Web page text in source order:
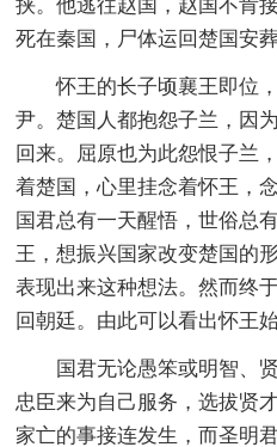
挟。他逃往赵国，赵国不肯
死在秦国，尸体运回楚国安葬
怀王的长子顷襄王即位，
尹。楚国人都抱怨子兰，因
回来。屈原也为此怨恨子兰
着楚国，心里挂念着怀王，
国君总有一天醒悟，世俗总
王，想振兴国家改变楚国的
表现出来这种想法。然而终
回朝廷。由此可以看出怀王
国君无论愚笨或明智、贤
忠臣来为自己服务，选拔贤
家亡的事接连发生，而圣明